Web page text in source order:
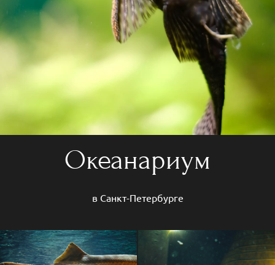
Океанариум
в Санкт-Петербурге